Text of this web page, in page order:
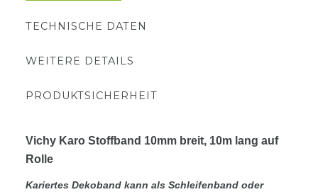
TECHNISCHE DATEN
WEITERE DETAILS
PRODUKTSICHERHEIT
Vichy Karo Stoffband 10mm breit, 10m lang auf
Rolle
Kariertes Dekoband kann als Schleifenband oder